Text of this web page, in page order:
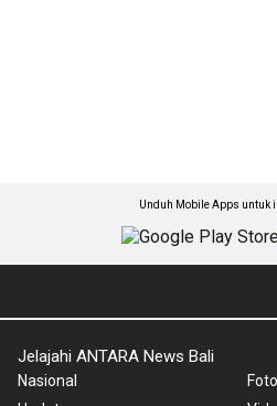
Unduh Mobile Apps untuk
Jelajahi ANTARA News Bali
Nasional
Foto